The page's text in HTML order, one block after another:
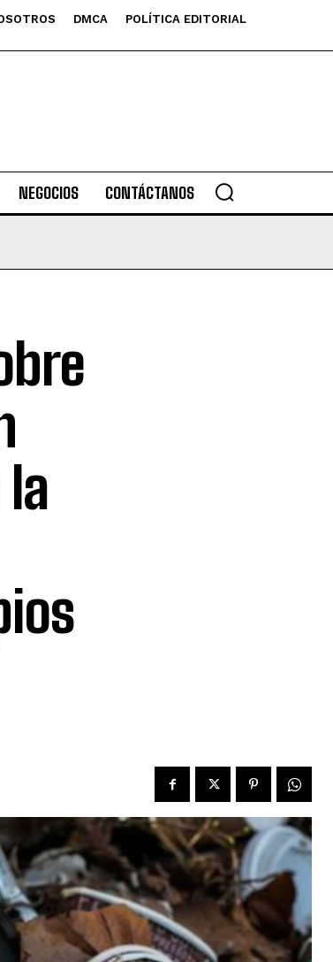
DMCA
POLÍTICA EDITORIAL
NEGOCIOS CONTÁCTANOS